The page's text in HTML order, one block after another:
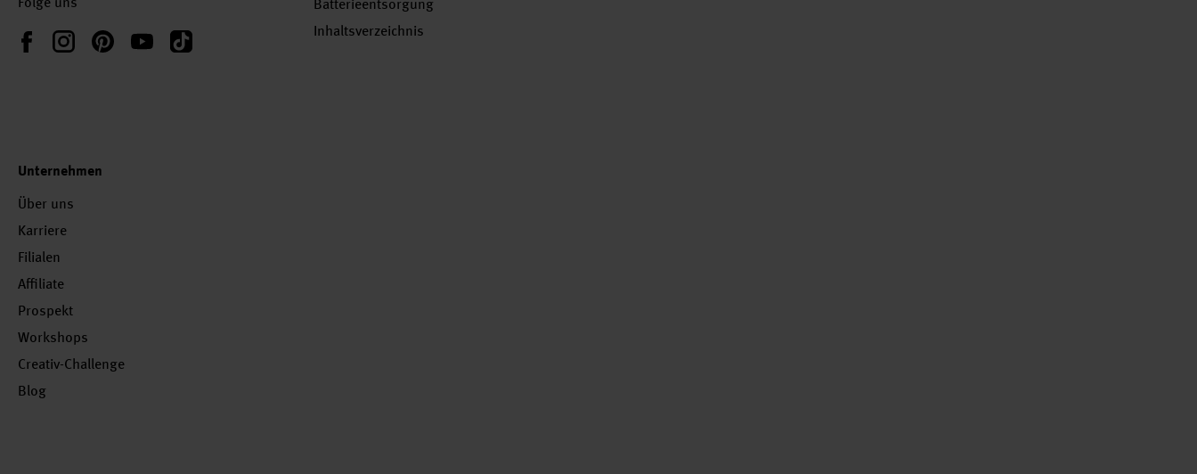
FacebookInstagramPinterestYouTubeTikTok
Batterieentsorgung
Inhaltsverzeichnis
Unternehmen
Über uns
Karriere
Filialen
Affiliate
Prospekt
Workshops
Creativ-Challenge
Blog